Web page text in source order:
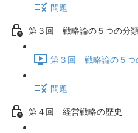
問題
第３回 戦略論の５つの分
第３回 戦略論の５つ
問題
第４回 経営戦略の歴史